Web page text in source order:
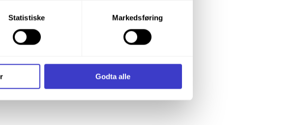
kan også velge formålet du vil samtykke til ved å
innstillingene».
og hvordan vi samler inn og behandler
Statistiske Markedsføring
Godta alle